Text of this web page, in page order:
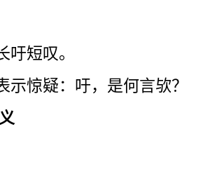
吁短叹。
示惊疑：吁，是何言欤？